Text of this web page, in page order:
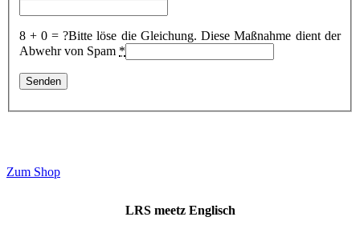
8 + 0 = ?Bitte löse die Gleichung. Diese Maßnahme dient der
Abwehr von Spam *
Zum Shop
LRS meetz Englisch